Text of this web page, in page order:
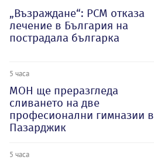
„Възраждане“: РСМ отказа
лечение в България на
пострадала българка
5 часа
МОН ще преразгледа
сливането на две
професионални гимназии в
Пазарджик
5 часа